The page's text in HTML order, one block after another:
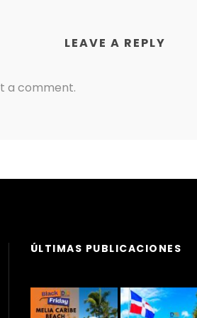
LEAVE A REPLY
a comment.
ÚLTIMAS PUBLICACIONES